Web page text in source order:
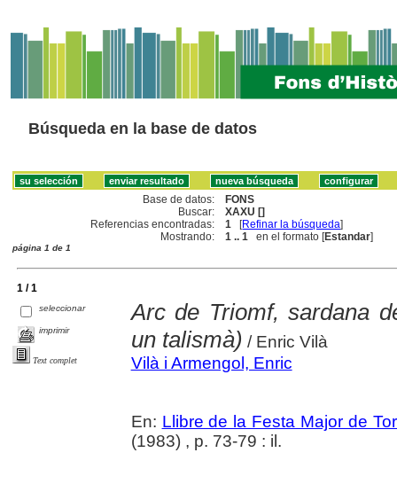
Búsqueda en la base de datos
Base de datos:
FONS
Buscar:
XAXU []
Referencias encontradas:
1 [Refinar la búsqueda]
Mostrando:
1 .. 1 en el formato [Estandar]
página 1 de 1
1 / 1
seleccionar
imprimir
Text complet
Arc de Triomf, sardana
un talismà) / Enric Vilà
Vilà i Armengol, Enric
En: Llibre de la Festa Major de
(1983) , p. 73-79 : il.